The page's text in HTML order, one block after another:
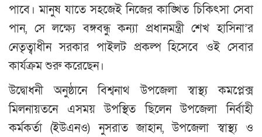
পাবে। মানুষ যাতে সহজেই নিজের কাঙ্খিত চিকিৎসা সেবা
পান, সে লক্ষ্যে বঙ্গবন্ধু কন্যা প্রধানমন্ত্রী শেখ হাসিনা’র
নেতৃত্বাধীন সরকার পাইলট প্রকল্প হিসেবে ওই সেবার
কার্যক্রম শুরু করেছেন।
উদ্বোধনী অনুষ্ঠানে বিশ্বনাথ উপজেলা স্বাস্থ্য কমপ্লেক্স
মিলনায়তনে এসময় উপস্থিত ছিলেন উপজেলা নির্বাহী
কর্মকর্তা (ইউএনও) নুসরাত জাহান, উপজেলা স্বাস্থ্য ও